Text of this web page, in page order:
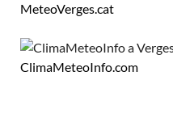
MeteoVerges.cat
ClimaMeteoInfo.com